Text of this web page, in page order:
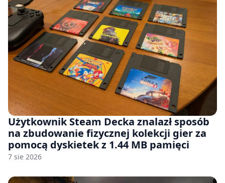
Użytkownik Steam Decka znalazł sposób
na zbudowanie fizycznej kolekcji gier za
pomocą dyskietek z 1.44 MB pamięci
7 sie 2026